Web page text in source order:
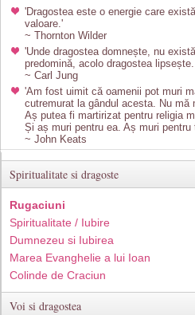
'Dragostea este o energie care
valoare.'
~ Thornton Wilder
'Unde dragostea domnește, nu
predomină, acolo dragostea
~ Carl Jung
'Am fost uimit că oamenii pot muri
cutremurat la gândul acesta. Nu mă
Aș putea fi martirizat pentru religia
Și aș muri pentru ea. Aș muri pentru
~ John Keats
Spiritualitate si dragoste
Rugaciuni
Spiritualitate / Iubire
Dumnezeu si Iubirea
Marea Evanghelie a lui Ioan
Colinde de Craciun
Voi si dragostea